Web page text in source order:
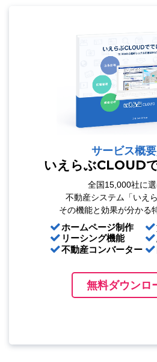
サービス概
いえらぶCLOUD
全国15,000社に
不動産システム「いえ
その機能と効果が分かる
ホームページ制作
リーシング機能
不動産コンバーター
無料ダウンロ